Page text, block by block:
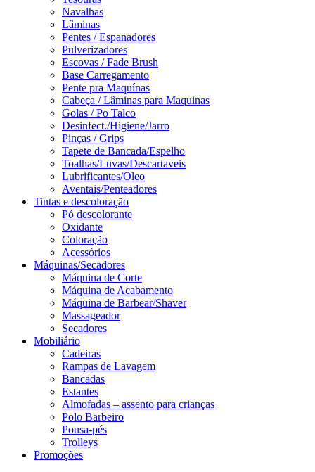
Navalhas
Lâminas
Pentes / Espanadores
Pulverizadores
Escovas / Fade Brush
Base Carregamento
Pente pra Maquínas
Cabeça / Lâminas para Maquinas
Golas / Po Talco
Desinfect./Higiene/Jarro
Pinças / Grips
Tapete de Bancada/Espelho
Toalhas/Luvas/Descartaveis
Lubrificantes/Oleo
Aventais/Penteadores
Tintas e descoloração
Pó descolorante
Oxidante
Coloração
Acessórios
Máquinas/Secadores
Máquina de Corte
Máquina de Acabamento
Máquina de Barbear/Shaver
Massageador
Secadores
Mobiliário
Cadeiras
Rampas de Lavagem
Bancadas
Estantes
Almofadas – assento para crianças
Polo Barbeiro
Pousa-pés
Trolleys
Promoções